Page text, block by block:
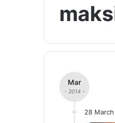
Mar
- 2014 -
28 March